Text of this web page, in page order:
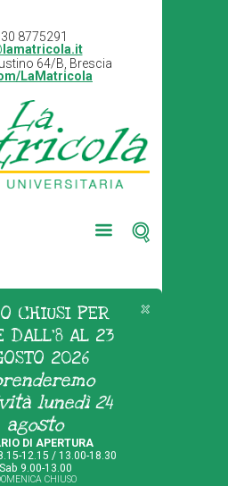
8775291
64/B, Brescia
LaMatricola
CHIUSI PER
DALL'8 AL 23
2026
lunedì 24
agosto
DI APERTURA
12.15 / 13.00-18.30
Sab 9.00-13.00
CHIUSO